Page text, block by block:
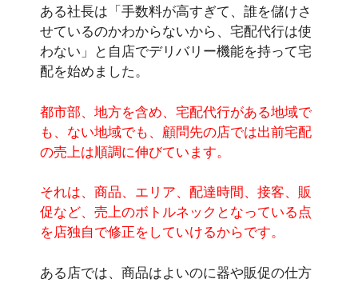
ある社長は「手数料が高すぎて、誰を儲けさ
せているのかわからないから、宅配代行は使
わない」と自店でデリバリー機能を持って宅
配を始めました。
都市部、地方を含め、宅配代行がある地域で
も、ない地域でも、顧問先の店では出前宅配
の売上は順調に伸びています。
それは、商品、エリア、配達時間、接客、販
促など、売上のボトルネックとなっている点
を店独自で修正をしていけるからです。
ある店では、商品はよいのに器や販促の仕方